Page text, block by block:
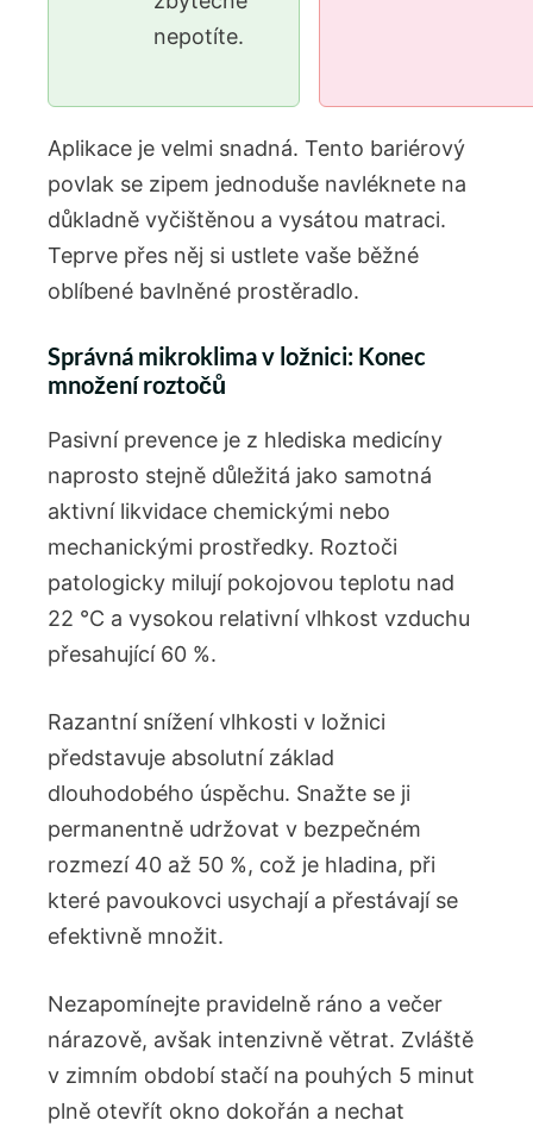
nepotíte.
Aplikace je velmi snadná. Tento bariérový
povlak se zipem jednoduše navléknete na
důkladně vyčištěnou a vysátou matraci.
Teprve přes něj si ustlete vaše běžné
oblíbené bavlněné prostěradlo.
Správná mikroklima v ložnici: Konec
množení roztočů
Pasivní prevence je z hlediska medicíny
naprosto stejně důležitá jako samotná
aktivní likvidace chemickými nebo
mechanickými prostředky. Roztoči
patologicky milují pokojovou teplotu nad
22 °C a vysokou relativní vlhkost vzduchu
přesahující 60 %.
Razantní snížení vlhkosti v ložnici
představuje absolutní základ
dlouhodobého úspěchu. Snažte se ji
permanentně udržovat v bezpečném
rozmezí 40 až 50 %, což je hladina, při
které pavoukovci usychají a přestávají se
efektivně množit.
Nezapomínejte pravidelně ráno a večer
nárazově, avšak intenzivně větrat. Zvláště
v zimním období stačí na pouhých 5 minut
plně otevřít okno dokořán a nechat